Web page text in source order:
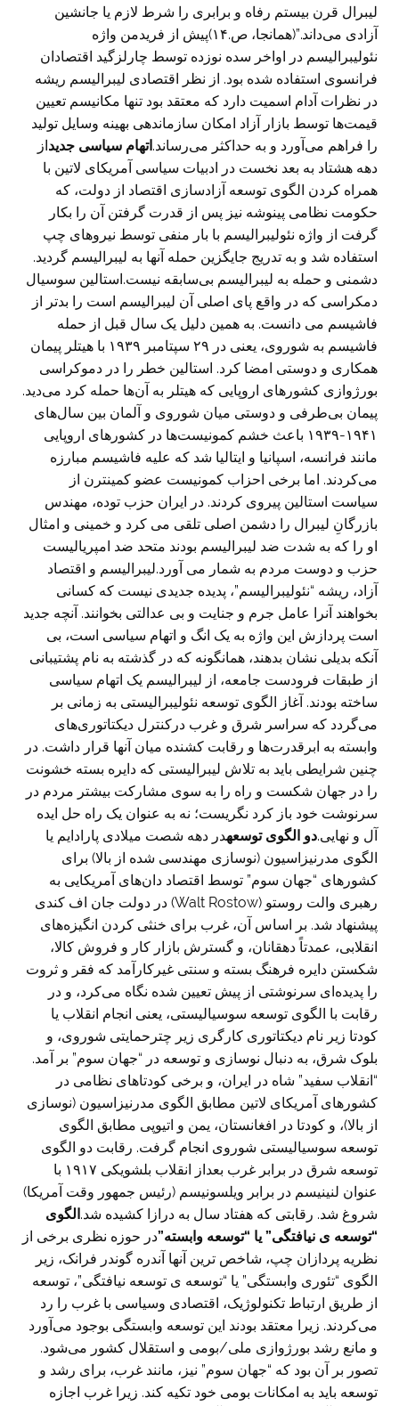
لیبرال قرن بیستم رفاه و برابری را شرط لازم یا جانشین
آزادی می‌داند.”(همانجا، ص.۱۴)پیش از فریدمن واژه
نئولیبرالیسم در اواخر سده نوزده توسط چارلزگید اقتصادان
فرانسوی استفاده شده بود. از نظر اقتصادی لیبرالیسم ریشه
در نظرات آدام اسمیت دارد که معتقد بود تنها مکانیسم تعیین
قیمت‌ها توسط بازار آزاد امکان سازماندهی بهینه وسایل تولید
را فراهم می‌آورد و به حداکثر می‌رساند.اتهام سیاسی جدیداز
دهه هشتاد به بعد نخست در ادبیات سیاسی آمریکای لاتین با
همراه کردن الگوی توسعه آزادسازی اقتصاد از دولت، که
حکومت نظامی پینوشه نیز پس از قدرت گرفتن آن را بکار
گرفت از واژه نئولیبرالیسم با بار منفی توسط نیروهای چپ
استفاده شد و به تدریج جایگزین حمله آنها به لیبرالیسم گردید.
دشمنی و حمله به لیبرالیسم بی‌سابقه نیست.استالین سوسیال
دمکراسی که در واقع پای اصلی آن لیبرالیسم است را بدتر از
فاشیسم می دانست. به همین دلیل یک سال قبل از حمله
فاشیسم به شوروی، یعنی در ۲۹ سپتامبر ۱۹۳۹ با هیتلر پیمان
همکاری و دوستی امضا کرد. استالین خطر را در دموکراسی
بورژوازی کشورهای اروپایی که هیتلر به آن‌ها حمله کرد می‌دید.
پیمان بی‌طرفی و دوستی میان شوروی و آلمان بین سال‌های
۱۹۴۱-۱۹۳۹ باعث خشم کمونیست‌ها در کشورهای اروپایی
مانند فرانسه، اسپانیا و ایتالیا شد که علیه فاشیسم مبارزه
می‌کردند. اما برخی احزاب کمونیست عضو کمینترن از
سیاست استالین پیروی کردند. در ایران حزب توده، مهندس
بازرگانِ لیبرال را دشمن اصلی تلقی می کرد و خمینی و امثال
او را که به شدت ضد لیبرالیسم بودند متحد ضد امپریالیست
حزب و دوست مردم به شمار می آورد.لیبرالیسم و اقتصاد
آزاد، ریشه “نئولیبرالیسم”، پدیده جدیدی نیست که کسانی
بخواهند آنرا عامل جرم و جنایت و بی عدالتی بخوانند. آنچه جدید
است پردازش این واژه به یک انگ و اتهام سیاسی است، بی
آنکه بدیلی نشان بدهند، همانگونه که در گذشته به نام پشتیبانی
از طبقات فرودست جامعه، از لیبرالیسم یک اتهام سیاسی
ساخته بودند. آغاز الگوی توسعه نئولیبرالیستی به زمانی بر
می‌گردد که سراسر شرق و غرب درکنترل دیکتاتوری‌های
وابسته به ابرقدرت‌ها و رقابت کشنده میان آنها قرار داشت. در
چنین شرایطی باید به تلاش لیبرالیستی که دایره بسته خشونت
را در جهان شکست و راه را به سوی مشارکت بیشتر مردم در
سرنوشت خود باز کرد نگریست؛ نه به عنوان یک راه حل ایده
آل و نهایی.دو الگوی توسعهدر دهه شصت میلادی پارادایم یا
الگوی مدرنیزاسیون (نوسازی مهندسی شده از بالا) برای
کشورهای “جهان سوم” توسط اقتصاد دان‌های آمریکایی به
رهبری والت روستو (Walt Rostow) در دولت جان اف کندی
پیشنهاد شد. بر اساس آن، غرب برای خنثی کردن انگیزه‌های
انقلابی، عمدتاً دهقانان، و گسترش بازار کار و فروش کالا،
شکستن دایره فرهنگ بسته و سنتی غیرکارآمد که فقر و ثروت
را پدیده‌ای سرنوشتی از پیش تعیین شده نگاه می‌کرد، و در
رقابت با الگوی توسعه سوسیالیستی، یعنی انجام انقلاب یا
کودتا زیر نام دیکتاتوری کارگری زیر چترحمایتی شوروی، و
بلوک شرق، به دنبال نوسازی و توسعه در “جهان سوم” بر آمد.
“انقلاب سفید” شاه در ایران، و برخی کودتاهای نظامی در
کشورهای آمریکای لاتین مطابق الگوی مدرنیزاسیون (نوسازی
از بالا)، و کودتا در افغانستان، یمن و اتیوپی مطابق الگوی
توسعه سوسیالیستی شوروی انجام گرفت. رقابت دو الگوی
توسعه شرق در برابر غرب بعداز انقلاب بلشویکی ۱۹۱۷ با
عنوان لنینیسم در برابر ویلسونیسم (رئیس جمهور وقت آمریکا)
شروغ شد. رقابتی که هفتاد سال به درازا کشیده شد.الگوی
“توسعه ی نیافتگی” یا “توسعه وابسته”در حوزه نظری برخی از
نظریه پردازان چپ، شاخص ترین آنها آندره گوندر فرانک، زیر
الگوی “تئوری وابستگی” یا “توسعه ی توسعه نیافتگی”، توسعه
از طریق ارتباط تکنولوژیک، اقتصادی وسیاسی با غرب را رد
می‌کردند. زیرا معتقد بودند این توسعه وابستگی بوجود می‌آورد
و مانع رشد بورژوازی ملی/بومی و استقلال کشور می‌شود.
تصور بر آن بود که “جهان سوم” نیز، مانند غرب، برای رشد و
توسعه باید به امکانات بومی خود تکیه کند. زیرا غرب اجازه